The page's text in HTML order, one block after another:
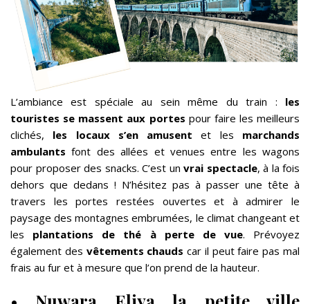
L’ambiance est spéciale au sein même du train : les
touristes se massent aux portes pour faire les meilleurs
clichés, les locaux s’en amusent et les marchands
ambulants font des allées et venues entre les wagons
pour proposer des snacks. C’est un vrai spectacle, à la fois
dehors que dedans ! N’hésitez pas à passer une tête à
travers les portes restées ouvertes et à admirer le
paysage des montagnes embrumées, le climat changeant et
les plantations de thé à perte de vue. Prévoyez
également des vêtements chauds car il peut faire pas mal
frais au fur et à mesure que l’on prend de la hauteur.